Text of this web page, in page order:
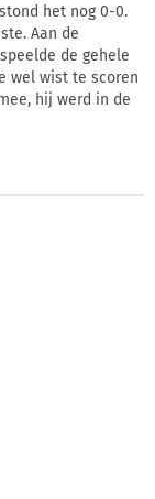
het nog 0-0.
Aan de
de gehele
wel wist te scoren
hij werd in de